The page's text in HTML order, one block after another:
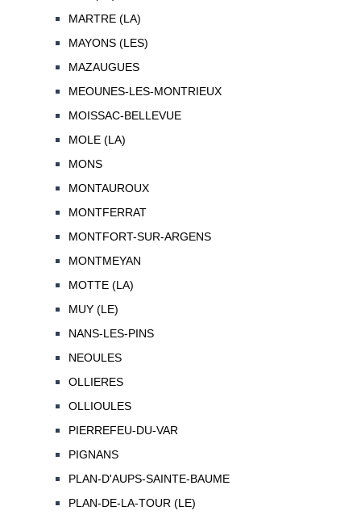
MARTRE (LA)
MAYONS (LES)
MAZAUGUES
MEOUNES-LES-MONTRIEUX
MOISSAC-BELLEVUE
MOLE (LA)
MONS
MONTAUROUX
MONTFERRAT
MONTFORT-SUR-ARGENS
MONTMEYAN
MOTTE (LA)
MUY (LE)
NANS-LES-PINS
NEOULES
OLLIERES
OLLIOULES
PIERREFEU-DU-VAR
PIGNANS
PLAN-D'AUPS-SAINTE-BAUME
PLAN-DE-LA-TOUR (LE)